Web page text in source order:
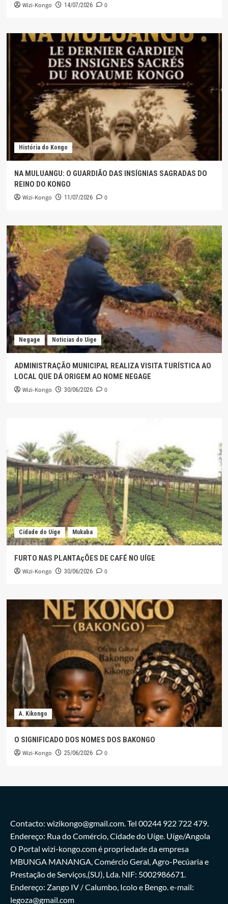
Wizi-Kongo 14/07/2026 0
História do Kongo
NA MULUANGU: O GUARDIÃO DAS INSÍGNIAS SAGRADAS DO
REINO DO KONGO
Wizi-Kongo 11/07/2026 0
Negage Noticias do Uige
ADMINISTRAÇÃO MUNICIPAL REALIZA VISITA TURÍSTICA AO
LOCAL QUE DÁ ORIGEM AO NOME NEGAGE
Wizi-Kongo 30/06/2026 0
Cidade do Uíge Mukaba
FURTO NAS PLANTAçÕES DE CAFÉ NO UÍGE
Wizi-Kongo 30/06/2026 0
A. Kikongo
O SIGNIFICADO DOS NOMES DOS BAKONGO
Wizi-Kongo 25/06/2026 0
Contacto: wizikongo@gmail.com. Tel 00244 922 722 479.
Endereço: Rua do Comércio, Cidade do Uíge. Uíge/Angola
O Portal wizi-kongo.com é propriedade da empresa
MBUNGA MANANGA, Comércio Geral, Agro-Pecúaria e
Prestação de Serviços,(SU), Lda. NIF: 5002986671.
Endereço: Zango IV / Calumbo, Icolo e Bengo. e-mail:
legoza@gmail.com